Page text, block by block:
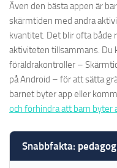
Även den bästa appen är
skärmtiden med andra
kvantitet. Det blir ofta både
aktiviteten tillsammans. Du
föräldrakontroller –
på Android – för att sätta
barnet byter app eller
och förhindra att barn byter
Snabbfakta: